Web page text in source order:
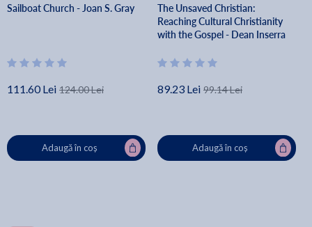
Sailboat Church - Joan S. Gray
111.60 Lei 124.00 Lei
Adaugă în coș
The Unsaved Christian:
Reaching Cultural Christianity
with the Gospel - Dean Inserra
89.23 Lei 99.14 Lei
Adaugă în coș